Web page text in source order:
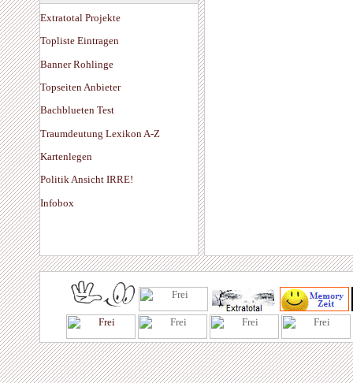
Extratotal Projekte
Topliste Eintragen
Banner Rohlinge
Topseiten Anbieter
Bachblueten Test
Traumdeutung Lexikon A-Z
Kartenlegen
Politik Ansicht IRRE!
Infobox